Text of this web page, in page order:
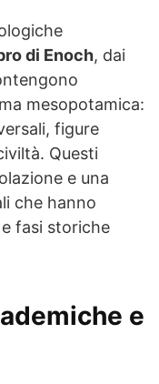
di Enoch, dai
mesopotamica:
figure
Questi
e una
che hanno
fasi storiche
e